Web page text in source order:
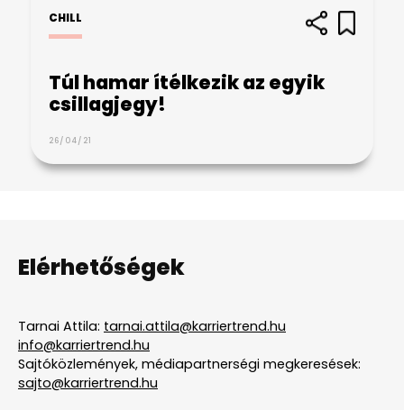
CHILL
Túl hamar ítélkezik az egyik
csillagjegy!
26/04/21
Elérhetőségek
Tarnai Attila: tarnai.attila@karriertrend.hu
info@karriertrend.hu
Sajtóközlemények, médiapartnerségi megkeresések:
sajto@karriertrend.hu